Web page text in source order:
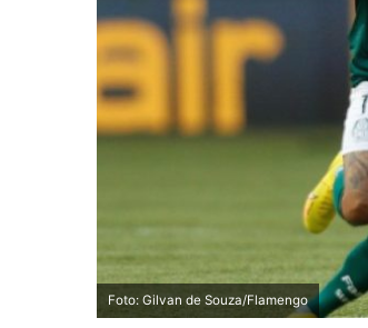
Foto: Gilvan de Souza/Flamengo